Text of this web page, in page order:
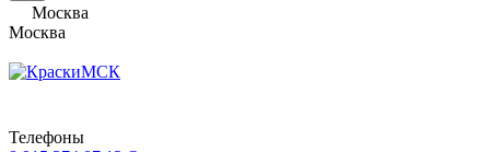
Москва
Москва
Телефоны